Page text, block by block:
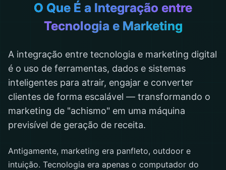
O Que É a Integração entre
Tecnologia e Marketing
A integração entre tecnologia e marketing digital
é o uso de ferramentas, dados e sistemas
inteligentes para atrair, engajar e converter
clientes de forma escalável — transformando o
marketing de "achismo" em uma máquina
previsível de geração de receita.
Antigamente, marketing era panfleto, outdoor e
intuição. Tecnologia era apenas o computador do